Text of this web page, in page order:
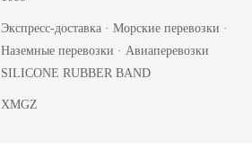
Экспресс-доставка · Морские перевозки ·
Наземные перевозки · Авиаперевозки
SILICONE RUBBER BAND
XMGZ